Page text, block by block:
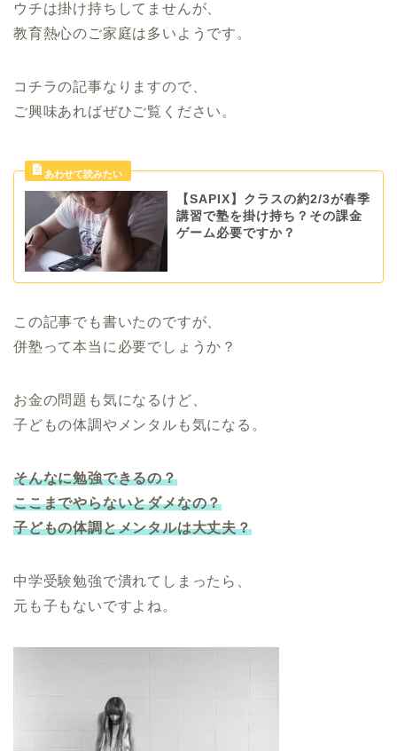
ウチは掛け持ちしてませんが、
教育熱心のご家庭は多いようです。
コチラの記事なりますので、
ご興味あればぜひご覧ください。
【SAPIX】クラスの約2/3が春季
講習で塾を掛け持ち？その課金
ゲーム必要ですか？
この記事でも書いたのですが、
併塾って本当に必要でしょうか？
お金の問題も気になるけど、
子どもの体調やメンタルも気になる。
そんなに勉強できるの？
ここまでやらないとダメなの？
子どもの体調とメンタルは大丈夫？
中学受験勉強で潰れてしまったら、
元も子もないですよね。